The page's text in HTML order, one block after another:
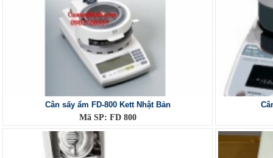
Cân sấy ẩm FD-800 Kett Nhật Bản
Mã SP: FD 800